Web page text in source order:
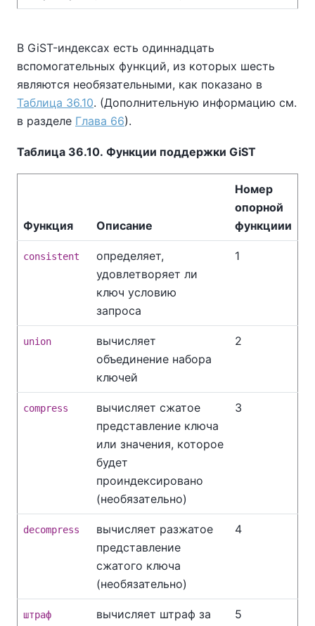
В GiST-индексах есть одиннадцать
вспомогательных функций, из которых шесть
являются необязательными, как показано в
Таблица 36.10. (Дополнительную информацию см.
в разделе Глава 66).
Таблица 36.10. Функции поддержки GiST
Функция Описание
Номер
опорной
функциии
consistent
определяет,
удовлетворяет ли
ключ условию
запроса
1
union
вычисляет
объединение набора
ключей
2
compress
вычисляет сжатое
представление ключа
или значения, которое
будет
проиндексировано
(необязательно)
3
decompress
вычисляет разжатое
представление
сжатого ключа
(необязательно)
4
штраф
вычисляет штраф за
5